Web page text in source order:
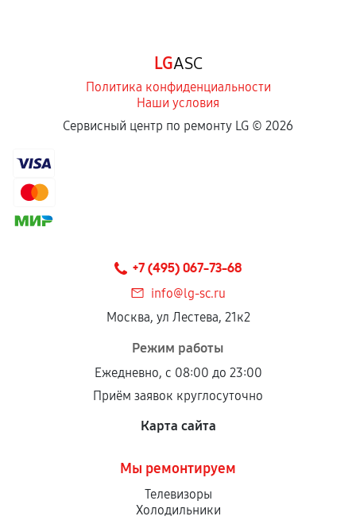
отдельных условиях.
Если комплектующие куплены
сохраняться полностью или частично, если
соблюдены следующие условия:
Установка была выполнена нашим сервисным
При этом гарантия на сами комплектующие
продавца. За качество сторонних деталей
сервисный центр ответственности не несет.
LGASC
Политика конфиденциальности
Наши условия
Сервисный центр по ремонту LG © 2026
+7 (495) 067-73-68
info@lg-sc.ru
Москва, ул Лестева, 21к2
Режим работы
Ежедневно, с 08:00 до 23:00
Приём заявок круглосуточно
Карта сайта
Мы ремонтируем
Телевизоры
Холодильники